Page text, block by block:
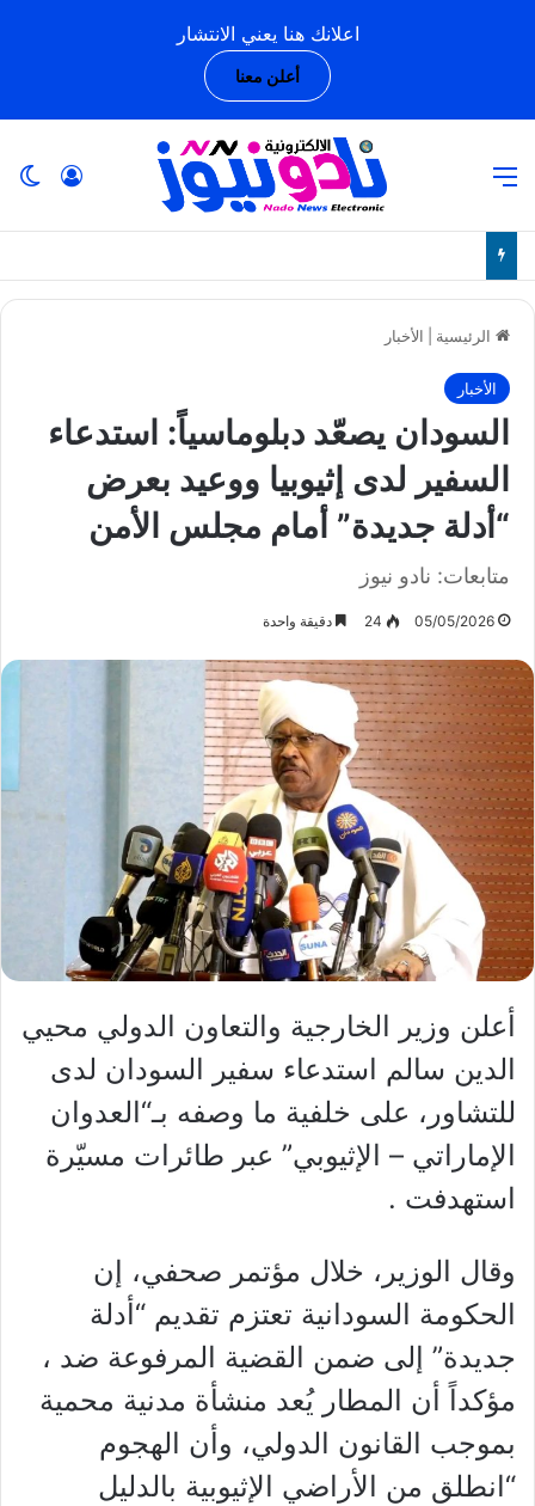
اعلانك هنا يعني الانتشار
أعلن معنا
الرئيسية الأخبار
الأخبار
السودان يصعّد دبلوماسياً: استدعاء
السفير لدى إثيوبيا ووعيد بعرض
“أدلة جديدة” أمام مجلس الأمن
متابعات: نادو نيوز
05/05/2026
24 دقيقة واحدة
أعلن وزير الخارجية والتعاون الدولي محيي
الدين سالم استدعاء سفير السودان لدى
للتشاور، على خلفية ما وصفه بـ“العدوان
الإماراتي – الإثيوبي” عبر طائرات مسيّرة
استهدفت .
وقال الوزير، خلال مؤتمر صحفي، إن
الحكومة السودانية تعتزم تقديم “أدلة
جديدة” إلى ضمن القضية المرفوعة ضد ،
مؤكداً أن المطار يُعد منشأة مدنية محمية
بموجب القانون الدولي، وأن الهجوم
“انطلق من الأراضي الإثيوبية بالدليل